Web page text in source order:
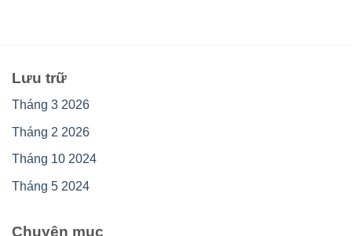
Lưu trữ
Tháng 3 2026
Tháng 2 2026
Tháng 10 2024
Tháng 5 2024
Chuyên mục